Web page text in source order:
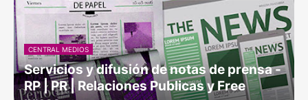
CENTRAL MEDIOS
Servicios y difusión de notas de prensa -
RP | PR | Relaciones Publicas y Free